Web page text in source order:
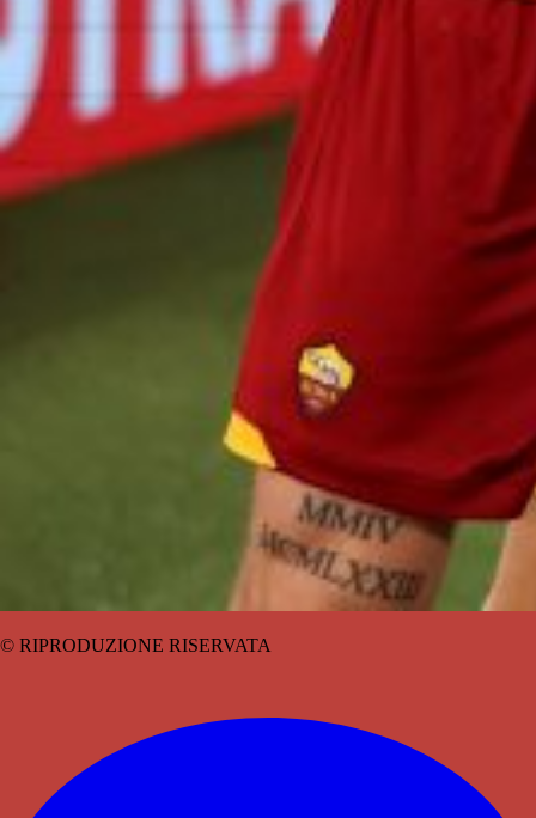
© RIPRODUZIONE RISERVATA